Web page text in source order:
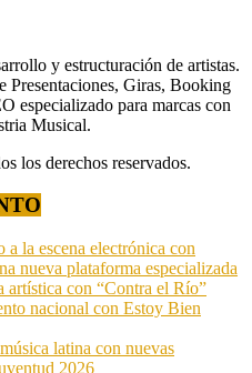
y estructuración de artistas.
Presentaciones, Giras, Booking
especializado para marcas con
Musical.
los derechos reservados.
a la escena electrónica con
nueva plataforma especializada
con “Contra el Río”
nacional con Estoy Bien
latina con nuevas
2026